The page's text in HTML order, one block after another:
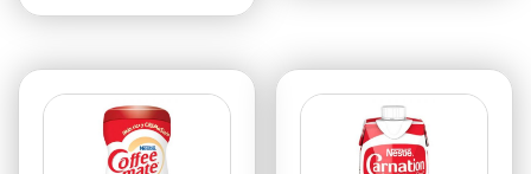
$19.00.$18.00.